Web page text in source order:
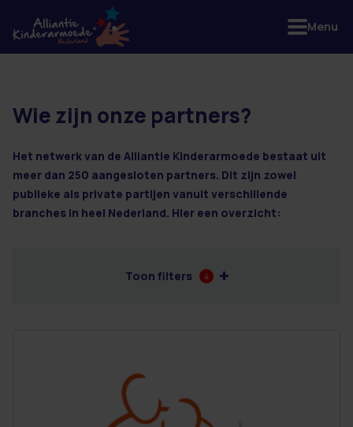
7 resultaten
Wie zijn onze partners?
Het netwerk van de Alliantie Kinderarmoede bestaat uit
meer dan 250 aangesloten partners. Dit zijn zowel
publieke als private partijen vanuit verschillende
branches in heel Nederland. Hier een overzicht:
Toon filters 4
Menu